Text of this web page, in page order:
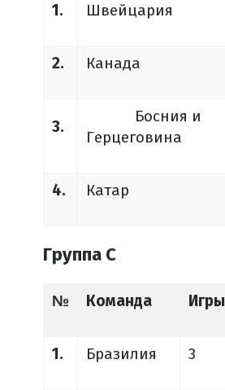
1. Швейцария
2. Канада
3.
Босния и
Герцеговина
4. Катар
Группа C
№ Команда Игры
1. Бразилия 3